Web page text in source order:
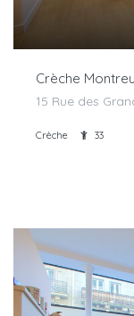
Crèche
15 Rue des
Crèche 33